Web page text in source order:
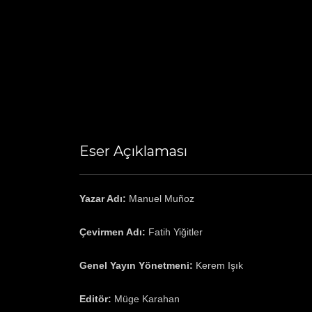
Eser Açıklaması
Yazar Adı: Manuel Muñoz
Çevirmen Adı: Fatih Yiğitler
Genel Yayın Yönetmeni: Kerem Işık
Editör: Müge Karahan